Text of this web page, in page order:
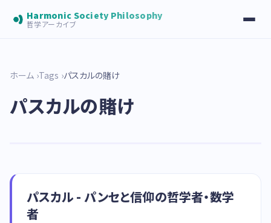
Harmonic Society Philosophy
哲学アーカイブ
ホーム Tags パスカルの賭け
パスカルの賭け
パスカル - パンセと信仰の哲学者・数学
者